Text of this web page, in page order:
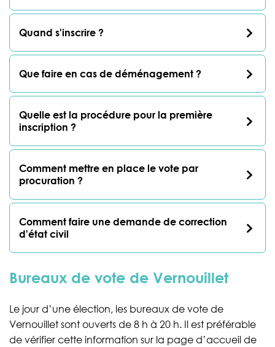
Quand s'inscrire ?
Que faire en cas de déménagement ?
Quelle est la procédure pour la première
inscription ?
Comment mettre en place le vote par
procuration ?
Comment faire une demande de correction
d'état civil
Bureaux de vote de Vernouillet
Le jour d’une élection, les bureaux de vote de
Vernouillet sont ouverts de 8 h à 20 h. Il est préférable
de vérifier cette information sur la page d’accueil de